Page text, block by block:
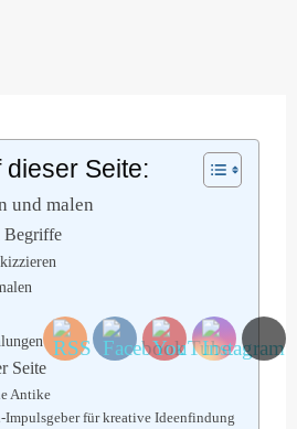
Seite:
und malen
Begriffe
Seite
Antike
Impulsgeber für kreative Ideenfindung